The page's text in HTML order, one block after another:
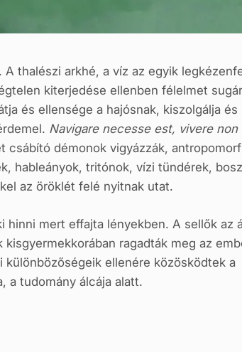
thalészi arkhé, a víz az egyik
kiterjedése ellenben félelmet
és ellensége a hajósnak, kiszolgálja és
Navigare necesse est, vivere non
csábító démonok vigyázzák, antropomorf
hableányok, tritónok, vízi tündérek,
az öröklét felé nyitnak utat.
hinni mert effajta lényekben. A sellők az
ragadták meg az
ellenére közösködtek a
a tudomány álcája alatt.